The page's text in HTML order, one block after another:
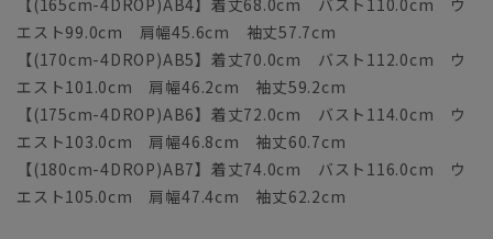
【(165cm-4DROP)AB4】着丈68.0cm バスト110.0cm ウ
エスト99.0cm 肩幅45.6cm 袖丈57.7cm
【(170cm-4DROP)AB5】着丈70.0cm バスト112.0cm ウ
エスト101.0cm 肩幅46.2cm 袖丈59.2cm
【(175cm-4DROP)AB6】着丈72.0cm バスト114.0cm ウ
エスト103.0cm 肩幅46.8cm 袖丈60.7cm
【(180cm-4DROP)AB7】着丈74.0cm バスト116.0cm ウ
エスト105.0cm 肩幅47.4cm 袖丈62.2cm